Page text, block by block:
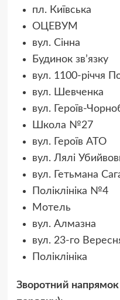
пл. Київська
ОЦЕВУМ
вул. Сінна
Будинок зв’язку
вул. 1100-річчя
вул. Шевченка
вул. Героїв-
Школа №27
вул. Героїв АТО
вул. Лялі
вул. Гетьмана
Поліклініка №4
Мотель
вул. Алмазна
вул. 23-го
Поліклініка
Зворотний